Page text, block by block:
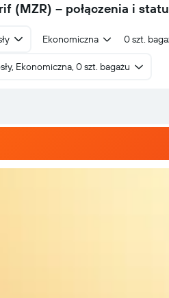
(MZR) – połączenia i
Ekonomiczna 0 szt.
Ekonomiczna, 0 szt. bagażu